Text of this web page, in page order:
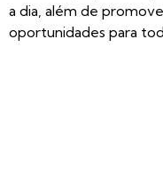
a dia, além de
oportunidades para